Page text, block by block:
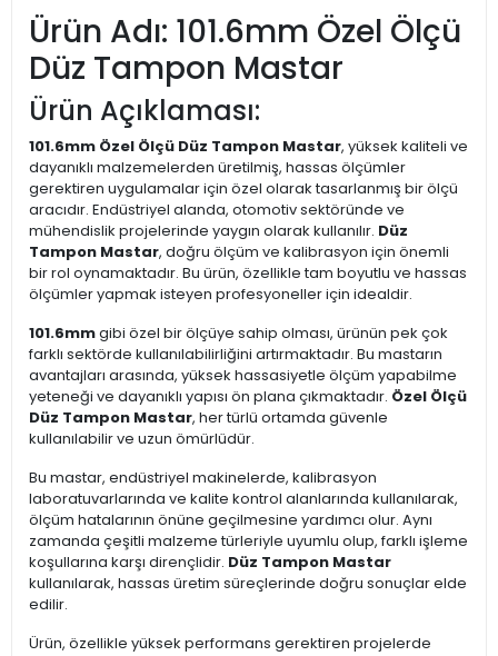
Ürün Adı: 101.6mm Özel Ölçü
Düz Tampon Mastar
Ürün Açıklaması:
101.6mm Özel Ölçü Düz Tampon Mastar, yüksek kaliteli ve
dayanıklı malzemelerden üretilmiş, hassas ölçümler
gerektiren uygulamalar için özel olarak tasarlanmış bir ölçü
aracıdır. Endüstriyel alanda, otomotiv sektöründe ve
mühendislik projelerinde yaygın olarak kullanılır. Düz
Tampon Mastar, doğru ölçüm ve kalibrasyon için önemli
bir rol oynamaktadır. Bu ürün, özellikle tam boyutlu ve hassas
ölçümler yapmak isteyen profesyoneller için idealdir.
101.6mmgibi özel bir ölçüye sahip olması, ürünün pek çok
farklı sektörde kullanılabilirliğini artırmaktadır. Bu mastarın
avantajları arasında, yüksek hassasiyetle ölçüm yapabilme
yeteneği ve dayanıklı yapısı ön plana çıkmaktadır. Özel Ölçü
Düz Tampon Mastar, her türlü ortamda güvenle
kullanılabilir ve uzun ömürlüdür.
Bu mastar, endüstriyel makinelerde, kalibrasyon
laboratuvarlarında ve kalite kontrol alanlarında kullanılarak,
ölçüm hatalarının önüne geçilmesine yardımcı olur. Aynı
zamanda çeşitli malzeme türleriyle uyumlu olup, farklı işleme
koşullarına karşı dirençlidir. Düz Tampon Mastar
kullanılarak, hassas üretim süreçlerinde doğru sonuçlar elde
edilir.
Ürün, özellikle yüksek performans gerektiren projelerde